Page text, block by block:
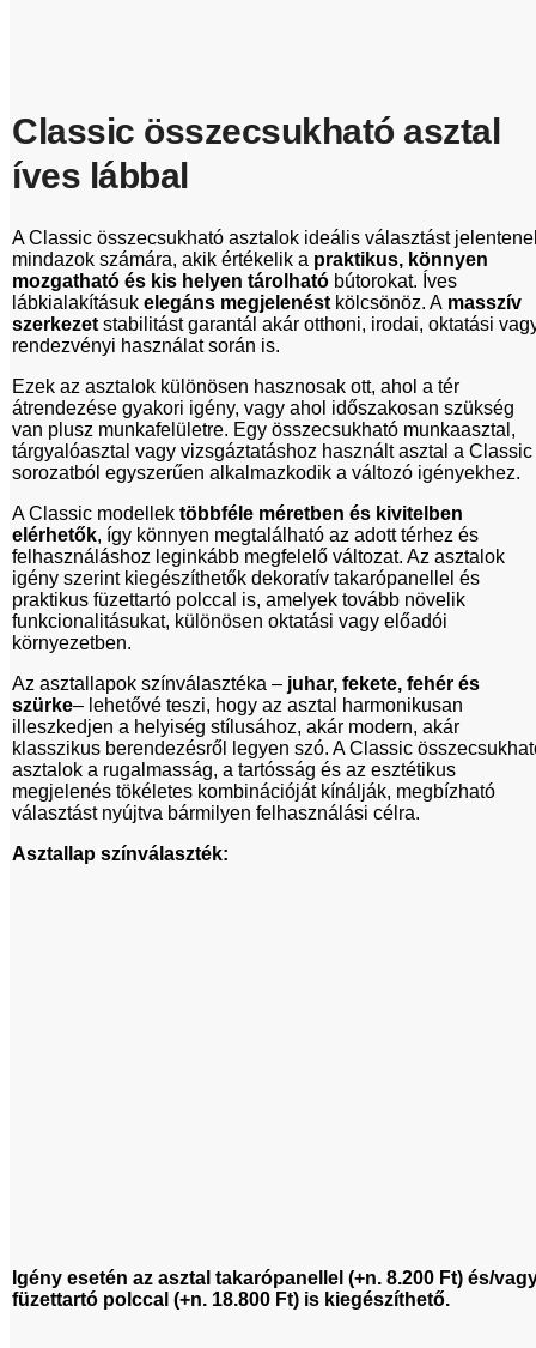
Classic összecsukható asztal
íves lábbal
A Classic összecsukható asztalok ideális választást
mindazok számára, akik értékelik a praktikus, könnyen
mozgatható és kis helyen tárolható bútorokat. Íves
lábkialakításuk elegáns megjelenést kölcsönöz. A masszív
szerkezet stabilitást garantál akár otthoni, irodai, oktatási
rendezvényi használat során is.
Ezek az asztalok különösen hasznosak ott, ahol a tér
átrendezése gyakori igény, vagy ahol időszakosan szükség
van plusz munkafelületre. Egy összecsukható munkaasztal,
tárgyalóasztal vagy vizsgáztatáshoz használt asztal a Classic
sorozatból egyszerűen alkalmazkodik a változó igényekhez.
A Classic modellek többféle méretben és kivitelben
elérhetők, így könnyen megtalálható az adott térhez és
felhasználáshoz leginkább megfelelő változat. Az asztalok
igény szerint kiegészíthetők dekoratív takarópanellel és
praktikus füzettartó polccal is, amelyek tovább növelik
funkcionalitásukat, különösen oktatási vagy előadói
környezetben.
Az asztallapok színválasztéka – juhar, fekete, fehér és
szürke– lehetővé teszi, hogy az asztal harmonikusan
illeszkedjen a helyiség stílusához, akár modern, akár
klasszikus berendezésről legyen szó. A Classic
asztalok a rugalmasság, a tartósság és az esztétikus
megjelenés tökéletes kombinációját kínálják, megbízható
választást nyújtva bármilyen felhasználási célra.
Asztallap színválaszték:
Igény esetén az asztal takarópanellel (+n. 8.200 Ft) és/
füzettartó polccal (+n. 18.800 Ft) is kiegészíthető.